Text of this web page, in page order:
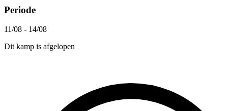
Periode
11/08 - 14/08
Dit kamp is afgelopen